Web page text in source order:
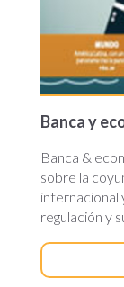
Banca y
Banca &
sobre la
internacional
regulación y